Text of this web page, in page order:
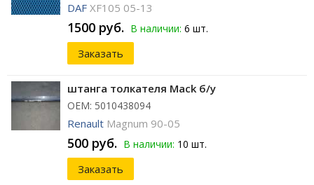
DAF XF105 05-13
1500 руб. В наличии: 6 шт.
Заказать
штанга толкателя Mack б/у
ОЕМ: 5010438094
Renault Magnum 90-05
500 руб. В наличии: 10 шт.
Заказать